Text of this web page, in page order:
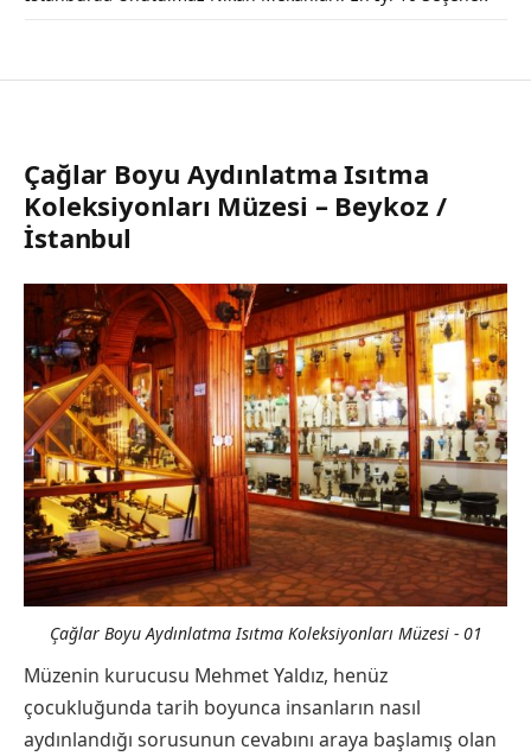
Çağlar Boyu Aydınlatma Isıtma
Koleksiyonları Müzesi – Beykoz /
İstanbul
Çağlar Boyu Aydınlatma Isıtma Koleksiyonları Müzesi - 01
Müzenin kurucusu Mehmet Yaldız, henüz
çocukluğunda tarih boyunca insanların nasıl
aydınlandığı sorusunun cevabını araya başlamış olan